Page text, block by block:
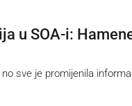
u SOA-i:
sve je promijenila